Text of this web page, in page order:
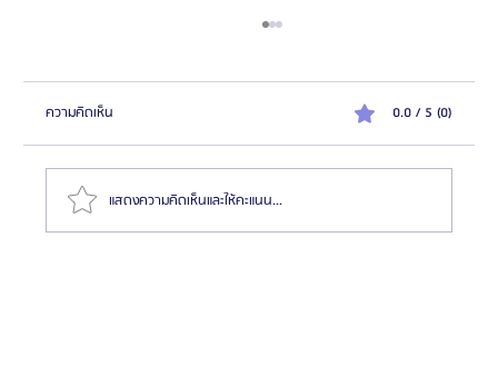
ความคิดเห็น 0.0 / 5 (0)
แสดงความคิดเห็นและให้คะแนน...